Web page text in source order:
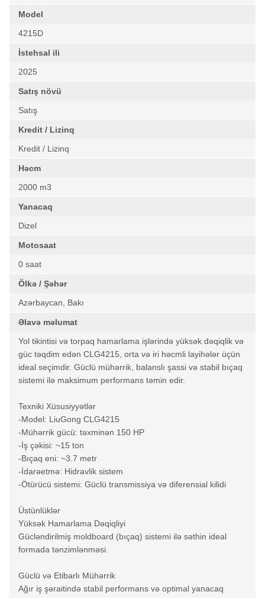
Model
4215D
İstehsal ili
2025
Satış növü
Satış
Kredit / Lizinq
Kredit / Lizinq
Həcm
2000 m3
Yanacaq
Dizel
Motosaat
0 saat
Ölkə / Şəhər
Azərbaycan, Bakı
Əlavə məlumat
Yol tikintisi və torpaq hamarlama işlərində yüksək dəqiqlik və
güc təqdim edən CLG4215, orta və iri həcmli layihələr üçün
ideal seçimdir. Güclü mühərrik, balanslı şassi və stabil bıçaq
sistemi ilə maksimum performans təmin edir.
Texniki Xüsusiyyətlər
-Model: LiuGong CLG4215
-Mühərrik gücü: təxminən 150 HP
-İş çəkisi: ~15 ton
-Bıçaq eni: ~3.7 metr
-İdarəetmə: Hidravlik sistem
-Ötürücü sistemi: Güclü transmissiya və diferensial kilidi
Üstünlüklər
Yüksək Hamarlama Dəqiqliyi
Gücləndirilmiş moldboard (bıçaq) sistemi ilə səthin ideal
formada tənzimlənməsi.
Güclü və Etibarlı Mühərrik
Ağır iş şəraitində stabil performans və optimal yanacaq